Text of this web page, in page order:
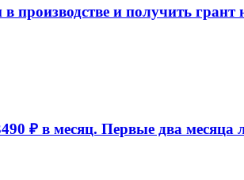
и получить грант
₽ в месяц. Первые два месяца